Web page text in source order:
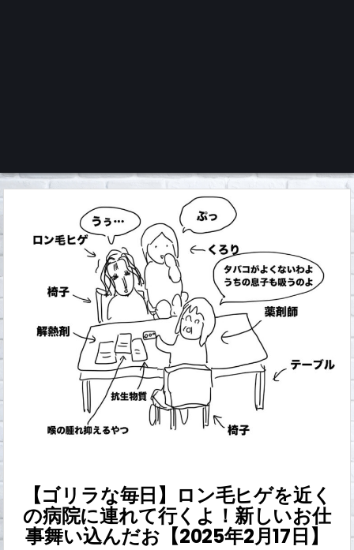
くろチャンネル
【ゴリラな毎日】ロン毛ヒゲを近く
の病院に連れて行くよ！新しいお仕
事舞い込んだお【2025年2月17日】